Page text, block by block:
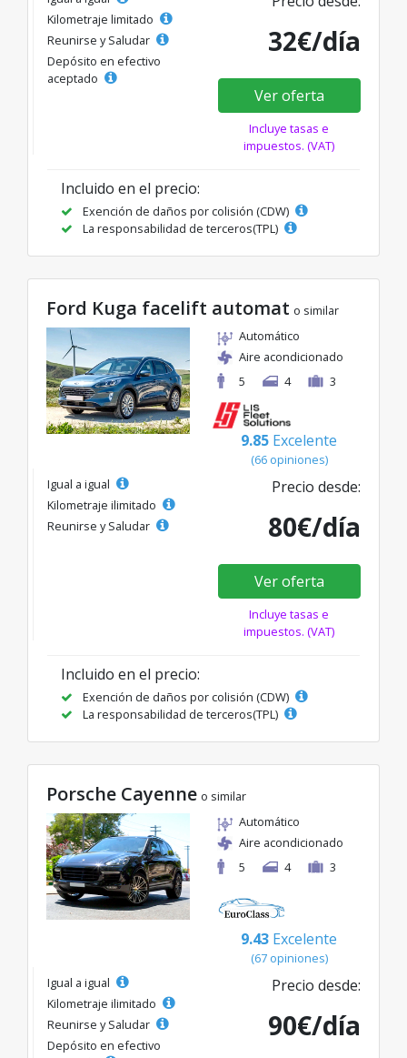
Kilometraje limitado
Reunirse y Saludar
Depósito en efectivo
aceptado
32€/día
Ver oferta
Incluye tasas e
impuestos. (VAT)
Incluido en el precio:
Exención de daños por colisión (CDW)
La responsabilidad de terceros(TPL)
Ford Kuga facelift automat o similar
Automático
Aire acondicionado
5
4 3
9.85 Excelente
(66 opiniones)
Igual a igual
Kilometraje ilimitado
Reunirse y Saludar
Precio desde:
80€/día
Ver oferta
Incluye tasas e
impuestos. (VAT)
Incluido en el precio:
Exención de daños por colisión (CDW)
La responsabilidad de terceros(TPL)
Porsche Cayenne o similar
Automático
Aire acondicionado
5
4 3
9.43 Excelente
(67 opiniones)
Igual a igual
Kilometraje ilimitado
Reunirse y Saludar
Depósito en efectivo
Precio desde:
90€/día